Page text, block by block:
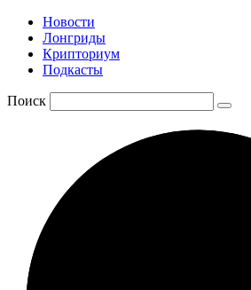
Новости
Лонгриды
Крипториум
Подкасты
Поиск